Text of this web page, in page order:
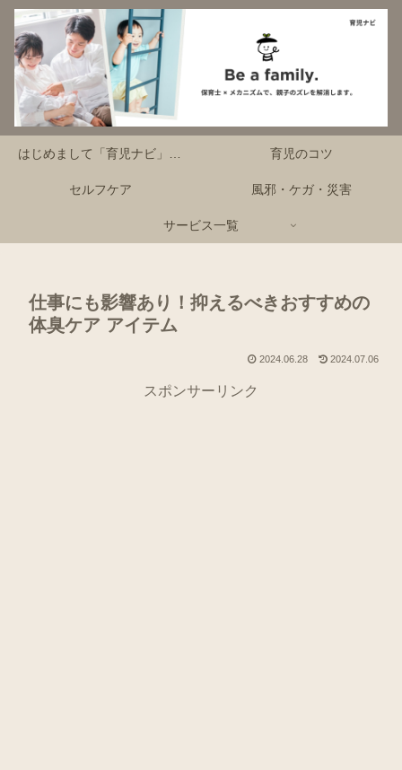
はじめまして「育児ナビ」です！ 育児のコツ
セルフケア 風邪・ケガ・災害
サービス一覧
仕事にも影響あり！抑えるべきおすすめの
体臭ケア アイテム
2024.06.28 2024.07.06
スポンサーリンク